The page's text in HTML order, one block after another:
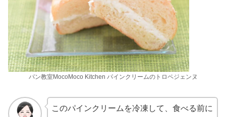
パン教室MocoMoco Kitchen パインクリームのトロペジェンヌ
このパインクリームを冷凍して、食べる前に